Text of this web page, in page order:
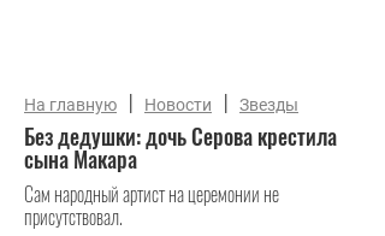
На главную | Новости | Звезды
Без дедушки: дочь Серова крестила
сына Макара
Сам народный артист на церемонии не
присутствовал.